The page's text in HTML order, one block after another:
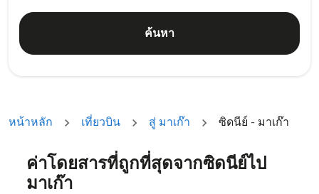
ค้นหา
หน้าหลัก เที่ยวบิน สู่ มาเก๊า ซิดนีย์ - มาเก๊า
ค่าโดยสารที่ถูกที่สุดจากซิดนีย์ไป
มาเก๊า
ลองอัปเดตเส้นทางของคุณ (ต้นทางและ/หรือปลายทาง) หรื